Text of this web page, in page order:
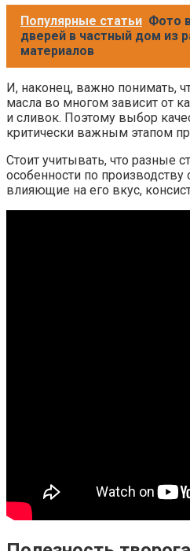
Популярные статьи Фото
дверей в частный дом из
материалов
И, наконец, важно понимать,
масла во многом зависит от
и сливок. Поэтому выбор
критически важным этапом
Стоит учитывать, что разные
особенности по производству
влияющие на его вкус,